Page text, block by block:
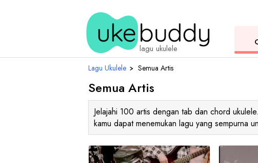
lagu ukulele
Lagu Ukulele › Semua Artis
Semua Artis
Jelajahi 100 artis dengan tab dan chord
kamu dapat menemukan lagu yang sempurna